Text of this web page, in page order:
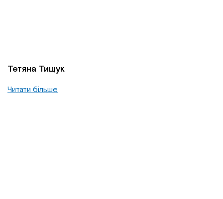
Тетяна Тищук
Читати більше